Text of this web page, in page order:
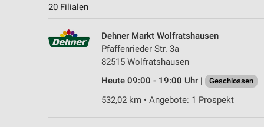
20 Filialen
Dehner Markt Wolfratshausen
Pfaffenrieder Str. 3a
82515 Wolfratshausen
Heute 09:00 - 19:00 Uhr |
Geschlossen
532,02 km • Angebote: 1 Prospekt